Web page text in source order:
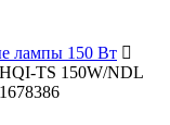
лампы 150 Вт
HQI-TS 150W/NDL